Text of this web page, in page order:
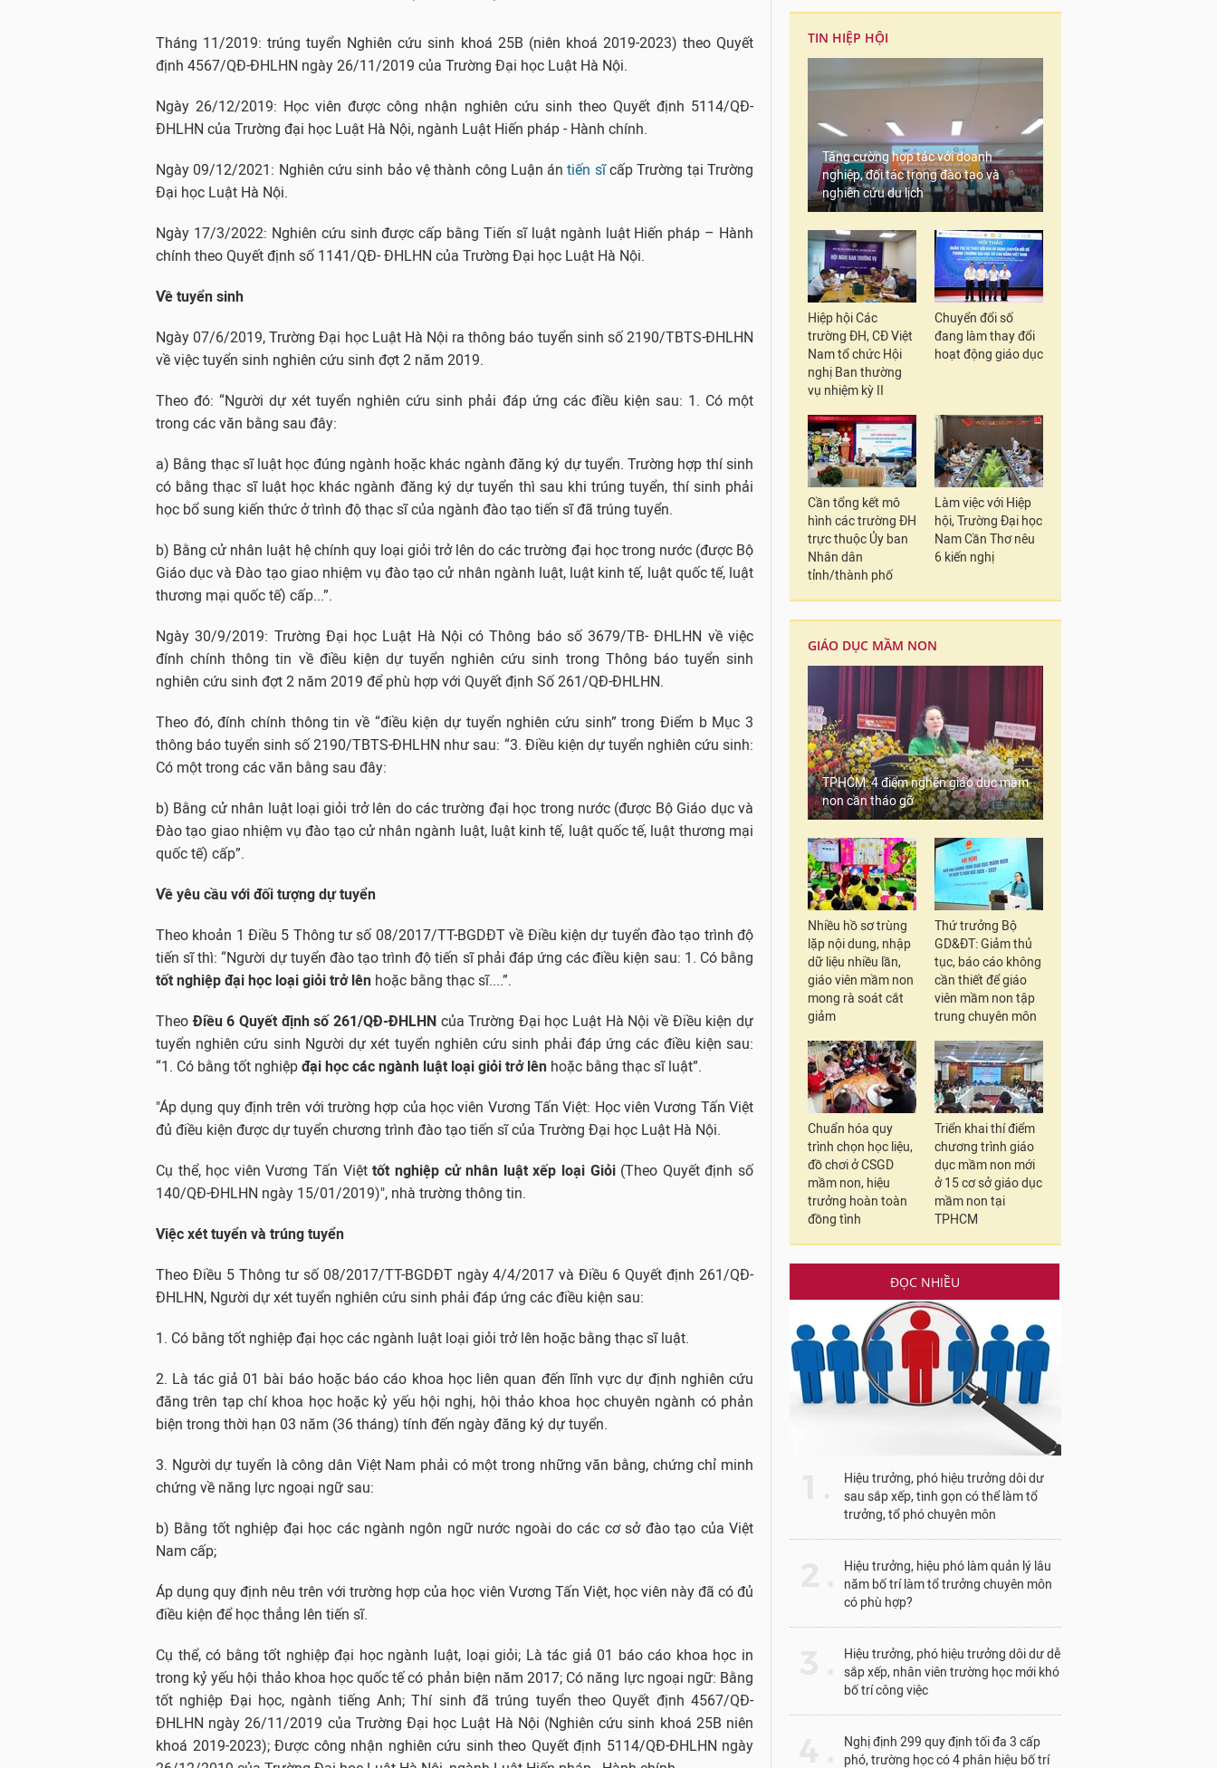
Tháng 11/2019: trúng tuyển Nghiên cứu sinh khoá 25B (niên khoá 2019-2023) theo Quyết
định 4567/QĐ-ĐHLHN ngày 26/11/2019 của Trường Đại học Luật Hà Nội.
Ngày 26/12/2019: Học viên được công nhận nghiên cứu sinh theo Quyết định 5114/QĐ-
ĐHLHN của Trường đại học Luật Hà Nội, ngành Luật Hiến pháp - Hành chính.
Ngày 09/12/2021: Nghiên cứu sinh bảo vệ thành công Luận ántiến sĩcấp Trường tại Trường
Đại học Luật Hà Nội.
Ngày 17/3/2022: Nghiên cứu sinh được cấp bằng Tiến sĩ luật ngành luật Hiến pháp – Hành
chính theo Quyết định số 1141/QĐ- ĐHLHN của Trường Đại học Luật Hà Nội.
Về tuyển sinh
Ngày 07/6/2019, Trường Đại học Luật Hà Nội ra thông báo tuyển sinh số 2190/TBTS-ĐHLHN
về việc tuyển sinh nghiên cứu sinh đợt 2 năm 2019.
Theo đó: “Người dự xét tuyển nghiên cứu sinh phải đáp ứng các điều kiện sau: 1. Có một
trong các văn bằng sau đây:
a) Bằng thạc sĩ luật học đúng ngành hoặc khác ngành đăng ký dự tuyển. Trường hợp thí sinh
có bằng thạc sĩ luật học khác ngành đăng ký dự tuyển thì sau khi trúng tuyển, thí sinh phải
học bổ sung kiến thức ở trình độ thạc sĩ của ngành đào tạo tiến sĩ đã trúng tuyển.
b) Bằng cử nhân luật hệ chính quy loại giỏi trở lên do các trường đại học trong nước (được Bộ
Giáo dục và Đào tạo giao nhiệm vụ đào tạo cử nhân ngành luật, luật kinh tế, luật quốc tế, luật
thương mại quốc tế) cấp...”.
Ngày 30/9/2019: Trường Đại học Luật Hà Nội có Thông báo số 3679/TB- ĐHLHN về việc
đính chính thông tin về điều kiện dự tuyển nghiên cứu sinh trong Thông báo tuyển sinh
nghiên cứu sinh đợt 2 năm 2019 để phù hợp với Quyết định Số 261/QĐ-ĐHLHN.
Theo đó, đính chính thông tin về “điều kiện dự tuyển nghiên cứu sinh” trong Điểm b Mục 3
thông báo tuyển sinh số 2190/TBTS-ĐHLHN như sau: “3. Điều kiện dự tuyển nghiên cứu sinh:
Có một trong các văn bằng sau đây:
b) Bằng cử nhân luật loại giỏi trở lên do các trường đại học trong nước (được Bộ Giáo dục và
Đào tạo giao nhiệm vụ đào tạo cử nhân ngành luật, luật kinh tế, luật quốc tế, luật thương mại
quốc tế) cấp”.
Về yêu cầu với đối tượng dự tuyển
Theo khoản 1 Điều 5 Thông tư số 08/2017/TT-BGDĐT về Điều kiện dự tuyển đào tạo trình độ
tiến sĩ thì: “Người dự tuyển đào tạo trình độ tiến sĩ phải đáp ứng các điều kiện sau: 1. Có bằng
tốt nghiệp đại học loại giỏi trở lên hoặc bằng thạc sĩ....”.
TheoĐiều 6 Quyết định số 261/QĐ-ĐHLHN của Trường Đại học Luật Hà Nội về Điều kiện dự
tuyển nghiên cứu sinh Người dự xét tuyển nghiên cứu sinh phải đáp ứng các điều kiện sau:
“1. Có bằng tốt nghiệp đại học các ngành luật loại giỏi trở lên hoặc bằng thạc sĩ luật”.
"Áp dụng quy định trên với trường hợp của học viên Vương Tấn Việt: Học viên Vương Tấn Việt
đủ điều kiện được dự tuyển chương trình đào tạo tiến sĩ của Trường Đại học Luật Hà Nội.
Cụ thể, học viên Vương Tấn Việttốt nghiệp cử nhân luật xếp loại Giỏi (Theo Quyết định số
140/QĐ-ĐHLHN ngày 15/01/2019)", nhà trường thông tin.
Việc xét tuyển và trúng tuyển
Theo Điều 5 Thông tư số 08/2017/TT-BGDĐT ngày 4/4/2017 và Điều 6 Quyết định 261/QĐ-
ĐHLHN, Người dự xét tuyển nghiên cứu sinh phải đáp ứng các điều kiện sau:
1. Có bằng tốt nghiệp đại học các ngành luật loại giỏi trở lên hoặc bằng thạc sĩ luật.
2. Là tác giả 01 bài báo hoặc báo cáo khoa học liên quan đến lĩnh vực dự định nghiên cứu
đăng trên tạp chí khoa học hoặc kỷ yếu hội nghị, hội thảo khoa học chuyên ngành có phản
biện trong thời hạn 03 năm (36 tháng) tính đến ngày đăng ký dự tuyển.
3. Người dự tuyển là công dân Việt Nam phải có một trong những văn bằng, chứng chỉ minh
chứng về năng lực ngoại ngữ sau:
b) Bằng tốt nghiệp đại học các ngành ngôn ngữ nước ngoài do các cơ sở đào tạo của Việt
Nam cấp;
Áp dụng quy định nêu trên với trường hợp của học viên Vương Tấn Việt, học viên này đã có đủ
điều kiện để học thẳng lên tiến sĩ.
Cụ thể, có bằng tốt nghiệp đại học ngành luật, loại giỏi; Là tác giả 01 báo cáo khoa học in
trong kỷ yếu hội thảo khoa học quốc tế có phản biện năm 2017; Có năng lực ngoại ngữ: Bằng
tốt nghiệp Đại học, ngành tiếng Anh; Thí sinh đã trúng tuyển theo Quyết định 4567/QĐ-
ĐHLHN ngày 26/11/2019 của Trường Đại học Luật Hà Nội (Nghiên cứu sinh khoá 25B niên
khoá 2019-2023); Được công nhận nghiên cứu sinh theo Quyết định 5114/QĐ-ĐHLHN ngày
TIN HIỆP HỘI
Tăng cường hợp tác với doanh
nghiệp, đối tác trong đào tạo và
nghiên cứu du lịch
Hiệp hội Các
trường ĐH, CĐ Việt
Nam tổ chức Hội
nghị Ban thường
vụ nhiệm kỳ II
Chuyển đổi số
đang làm thay đổi
hoạt động giáo dục
Cần tổng kết mô
hình các trường ĐH
trực thuộc Ủy ban
Nhân dân
tỉnh/thành phố
Làm việc với Hiệp
hội, Trường Đại học
Nam Cần Thơ nêu
6 kiến nghị
GIÁO DỤC MẦM NON
TPHCM: 4 điểm nghẽn giáo dục mầm
non cần tháo gỡ
Nhiều hồ sơ trùng
lặp nội dung, nhập
dữ liệu nhiều lần,
giáo viên mầm non
mong rà soát cắt
giảm
Thứ trưởng Bộ
GD&ĐT: Giảm thủ
tục, báo cáo không
cần thiết để giáo
viên mầm non tập
trung chuyên môn
Chuẩn hóa quy
trình chọn học liệu,
đồ chơi ở CSGD
mầm non, hiệu
trưởng hoàn toàn
đồng tình
Triển khai thí điểm
chương trình giáo
dục mầm non mới
ở 15 cơ sở giáo dục
mầm non tại
TPHCM
ĐỌC NHIỀU
Hiệu trưởng, phó hiệu trưởng dôi dư
sau sắp xếp, tinh gọn có thể làm tổ
trưởng, tổ phó chuyên môn
Hiệu trưởng, hiệu phó làm quản lý lâu
năm bố trí làm tổ trưởng chuyên môn
có phù hợp?
Hiệu trưởng, phó hiệu trưởng dôi dư dễ
sắp xếp, nhân viên trường học mới khó
bố trí công việc
Nghị định 299 quy định tối đa 3 cấp
phó, trường học có 4 phân hiệu bố trí